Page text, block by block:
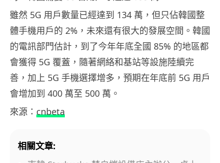
雖然 5G 用戶數量已經達到 134 萬，但只佔韓國整
體手機用戶的 2%，未來還有很大的發展空間。韓國
的電訊部門估計，到了今年年底全國 85% 的地區都
會獲得 5G 覆蓋，隨著網絡和基站等設施陸續完
善，加上 5G 手機選擇增多，預期在年底前 5G 用戶
會增加到 400 萬至 500 萬。
來源： cnbeta
相關文章: